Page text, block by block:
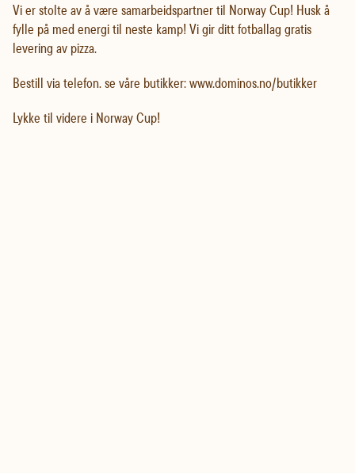
Vi er stolte av å være samarbeidspartner til Norway Cup! Husk å
fylle på med energi til neste kamp! Vi gir ditt fotballag gratis
levering av pizza.
Bestill via telefon. se våre butikker: www.dominos.no/butikker
Lykke til videre i Norway Cup!